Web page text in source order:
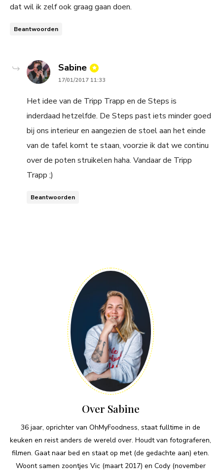
dat wil ik zelf ook graag gaan doen.
Beantwoorden
Sabine says:
17/01/2017 11:33
Het idee van de Tripp Trapp en de Steps is
inderdaad hetzelfde. De Steps past iets minder goed
bij ons interieur en aangezien de stoel aan het einde
van de tafel komt te staan, voorzie ik dat we continu
over de poten struikelen haha. Vandaar de Tripp
Trapp ;)
Beantwoorden
Over Sabine
36 jaar, oprichter van OhMyFoodness, staat fulltime in de
keuken en reist anders de wereld over. Houdt van fotograferen,
filmen. Gaat naar bed en staat op met (de gedachte aan) eten.
Woont samen zoontjes Vic (maart 2017) en Cody (november